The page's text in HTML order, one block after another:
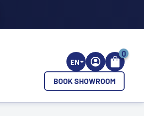
EN
0
BOOK SHOWROOM